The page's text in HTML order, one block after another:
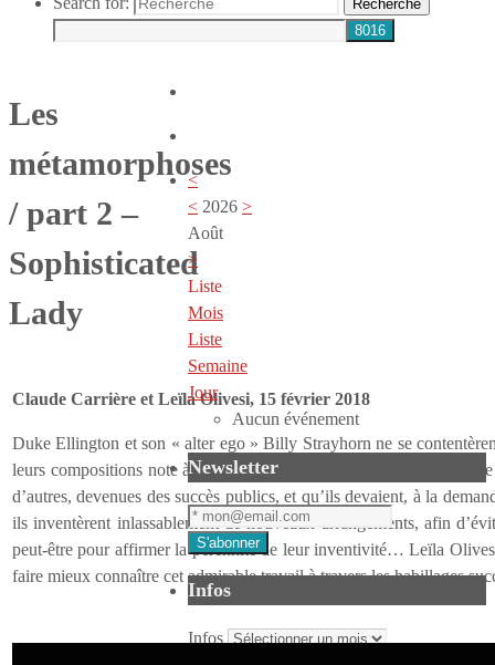
Recherche
Les
métamorphoses
/ part 2 –
Sophisticated
Lady
Claude Carrière et Leïla Olivesi, 15 février 2018
Duke Ellington et son « alter ego » Billy Strayhorn ne se
leurs compositions note à note. Ils le firent certes, pour beaucoup
d’autres, devenues des succès publics, et qu’ils devaient, à la
ils inventèrent inlassablement de nouveaux arrangements, afin
peut-être pour affirmer la pérennité de leur inventivité… Leïla
faire mieux connaître cet admirable travail à travers les habillages
<
< 2026 >
Août
>
Liste
Mois
Liste
Semaine
Jour
Aucun événement
Newsletter
Infos
Infos